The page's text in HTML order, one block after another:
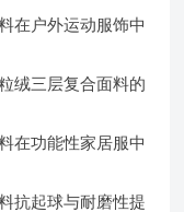
在户外运动服饰中
绒三层复合面料的
在功能性家居服中
抗起球与耐磨性提